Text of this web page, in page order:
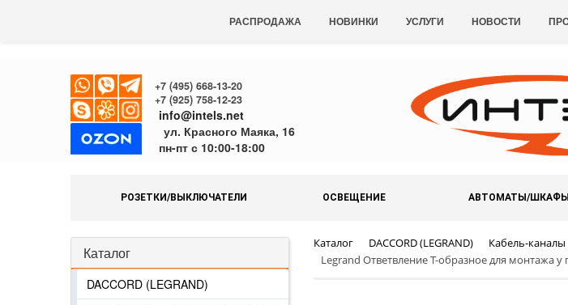
РАСПРОДАЖА НОВИНКИ УСЛУГИ НОВОСТИ
+7 (495) 668-13-20
+7 (925) 758-12-23
info@intels.net
ул. Красного Маяка, 16
пн-пт с 10:00-18:00
РОЗЕТКИ/ВЫКЛЮЧАТЕЛИ ОСВЕЩЕНИЕ АВТОМАТЫ/
Каталог
DACCORD (LEGRAND)
Каталог DACCORD (LEGRAND)
Кабель-каналы
Legrand Ответвление T-образное для монтажа